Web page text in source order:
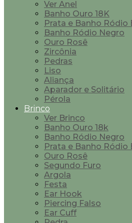
Ver Anel
Banho Ouro 18K
Prata e Banho Ródio
Banho Ródio Negro
Ouro Rosê
Zircônia
Pedras
Liso
Aliança
Aparador e Solitário
Pérola
Brinco
Ver Brinco
Banho Ouro 18k
Banho Ródio Negro
Prata e Banho Ródio
Ouro Rosê
Segundo Furo
Argola
Festa
Ear Hook
Piercing Falso
Ear Cuff